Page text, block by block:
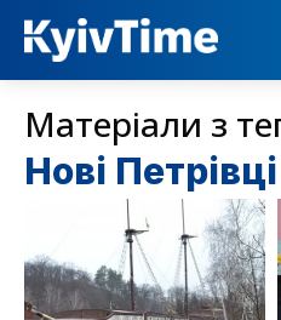
Матеріали з
Нові Петрівці